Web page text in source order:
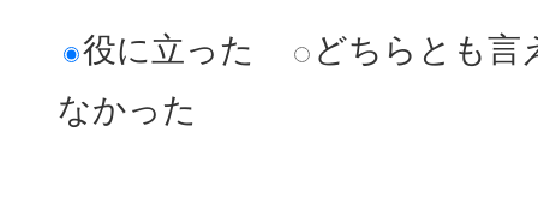
役に立った
どちらとも言
なかった